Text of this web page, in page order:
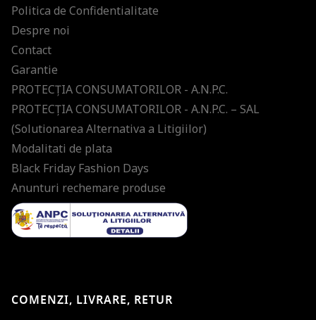
Politica de Confidentialitate
Despre noi
Contact
Garantie
PROTECŢIA CONSUMATORILOR - A.N.P.C.
PROTECŢIA CONSUMATORILOR - A.N.P.C. – SAL
(Solutionarea Alternativa a Litigiilor)
Modalitati de plata
Black Friday Fashion Days
Anunturi rechemare produse
COMENZI, LIVRARE, RETUR